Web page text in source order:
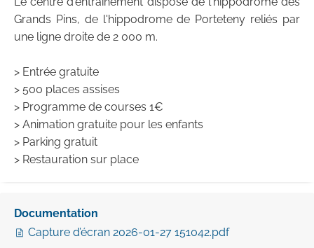
Grands Pins, de l'hippodrome de Porteteny reliés par
une ligne droite de 2 000 m.
> Entrée gratuite
> 500 places assises
> Programme de courses 1€
> Animation gratuite pour les enfants
> Parking gratuit
> Restauration sur place
Documentation
Capture d’écran 2026-01-27 151042.pdf